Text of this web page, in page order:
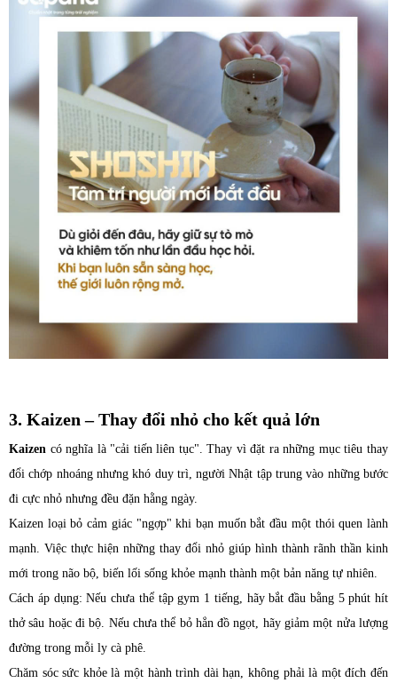
3. Kaizen – Thay đổi nhỏ cho kết quả lớn
Kaizen có nghĩa là "cải tiến liên tục". Thay vì đặt ra những mục tiêu thay
đổi chớp nhoáng nhưng khó duy trì, người Nhật tập trung vào những bước
đi cực nhỏ nhưng đều đặn hằng ngày.
Kaizen loại bỏ cảm giác "ngợp" khi bạn muốn bắt đầu một thói quen lành
mạnh. Việc thực hiện những thay đổi nhỏ giúp hình thành rãnh thần kinh
mới trong não bộ, biến lối sống khỏe mạnh thành một bản năng tự nhiên.
Cách áp dụng: Nếu chưa thể tập gym 1 tiếng, hãy bắt đầu bằng 5 phút hít
thở sâu hoặc đi bộ. Nếu chưa thể bỏ hẳn đồ ngọt, hãy giảm một nửa lượng
đường trong mỗi ly cà phê.
Chăm sóc sức khỏe là một hành trình dài hạn, không phải là một đích đến